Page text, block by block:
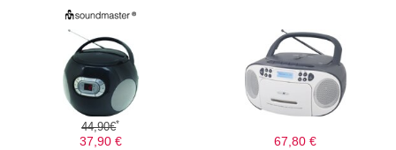
44,90€*
37,90 € 67,80 €